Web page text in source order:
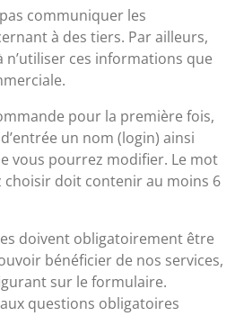
communiquer les
à des tiers. Par ailleurs,
n’utiliser ces informations que
pour la première fois,
un nom (login) ainsi
vous pourrez modifier. Le mot
choisir doit contenir au moins 6
doivent obligatoirement être
bénéficier de nos services,
sur le formulaire.
questions obligatoires